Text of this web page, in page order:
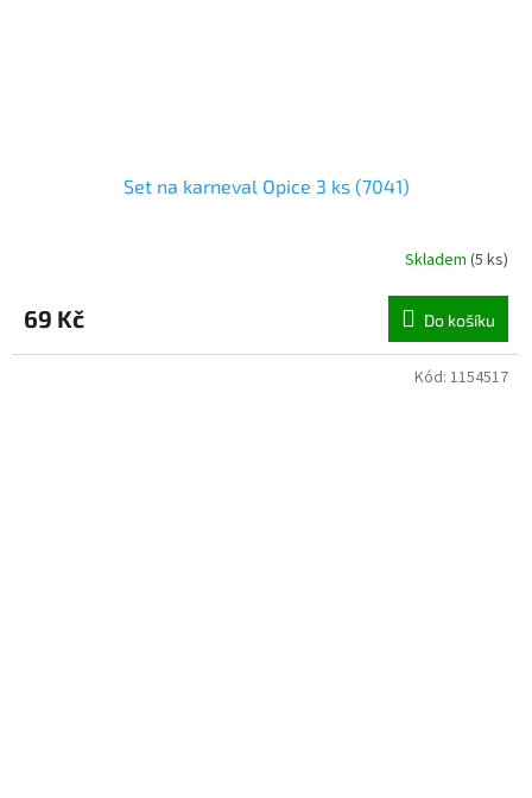
Set na karneval Opice 3 ks (7041)
Skladem (5 ks)
69 Kč Do košíku
Kód: 1154517